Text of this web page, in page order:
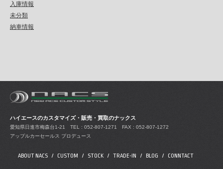
入庫情報
未分類
納車情報
ハイエースのカスタマイズ・販売・買取のナックス
愛知県日進市梅森台1-21 TEL : 052-807-1271 FAX : 052-807-1272
アップルカーセールス プロデュース
ABOUT NACS CUSTOM STOCK TRADE-IN BLOG CONNTACT